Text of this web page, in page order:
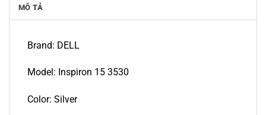
MÔ TẢ
Brand: DELL
Model: Inspiron 15 3530
Color: Silver